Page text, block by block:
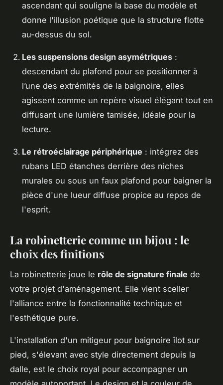
ascendant qui souligne la base du modèle et
donne l'illusion poétique que la structure flotte
au-dessus du sol.
Les suspensions design asymétriques :
descendant du plafond pour se positionner à
l’une des extrémités de la baignoire, elles
agissent comme un repère visuel élégant tout en
diffusant une lumière tamisée, idéale pour la
lecture.
Le rétroéclairage périphérique : intégrez des
rubans LED étanches derrière des niches
murales ou sous un faux plafond pour baigner la
pièce d'une lueur diffuse propice au repos de
l'esprit.
La robinetterie comme un bijou : le
choix des finitions
La robinetterie joue le rôle de signature finale de
votre projet d'aménagement. Elle vient sceller
l'alliance entre la fonctionnalité technique et
l'esthétique pure.
L'installation d'un mitigeur pour baignoire îlot sur
pied, s'élevant avec style directement depuis la
dalle, est le choix royal pour accompagner un